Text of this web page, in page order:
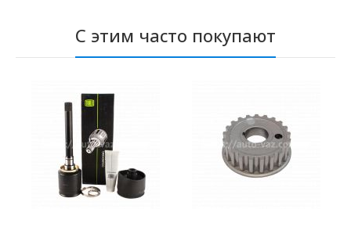
С этим часто покупают